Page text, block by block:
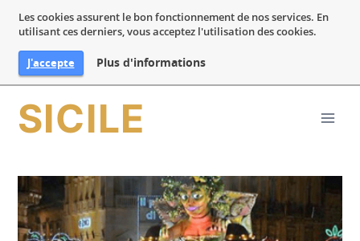
Les cookies assurent le bon fonctionnement de nos services. En
utilisant ces derniers, vous acceptez l'utilisation des cookies.
J'accepte Plus d'informations
SICILE